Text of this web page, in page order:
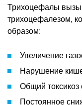
Трихоцефалы
трихоцефалезом,
образом:
Увеличение
Нарушение
Общий токсикоз
Постоянное